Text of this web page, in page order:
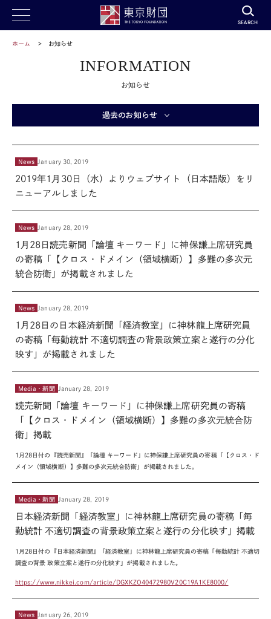
SEARCH
ホーム お知らせ
INFORMATION
お知らせ
過去のお知らせ
News January 30, 2019
2019年1月30日（水）よりウェブサイト（日本語版）をリ
ニューアルしました
News January 28, 2019
1月28日読売新聞「論壇 キーワード」に神保謙上席研究員
の寄稿「【クロス・ドメイン（領域横断）】多難の多次元
統合防衛」が掲載されました
News January 28, 2019
1月28日の日本経済新聞「経済教室」に神林龍上席研究員
の寄稿「毎勤統計 不適切調査の背景政策立案と遂行の分化
映す」が掲載されました
Media・新聞 January 28, 2019
読売新聞「論壇 キーワード」に神保謙上席研究員の寄稿
「【クロス・ドメイン（領域横断）】多難の多次元統合防
衛」掲載
1月28日付の『読売新聞』「論壇 キーワード」に神保謙上席研究員の寄稿「【クロス・ド
メイン（領域横断）】多難の多次元統合防衛」が掲載されました。
Media・新聞 January 28, 2019
日本経済新聞「経済教室」に神林龍上席研究員の寄稿「毎
勤統計 不適切調査の背景政策立案と遂行の分化映す」掲載
1月28日付の『日本経済新聞』「経済教室」に神林龍上席研究員の寄稿「毎勤統計 不適切
調査の背景 政策立案と遂行の分化映す」が掲載されました。
https://www.nikkei.com/article/DGXKZO40472980V20C19A1KE8000/
News January 26, 2019